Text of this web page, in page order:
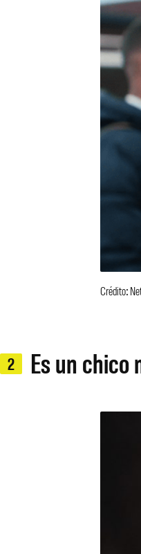
Crédito:
2 Es un chico